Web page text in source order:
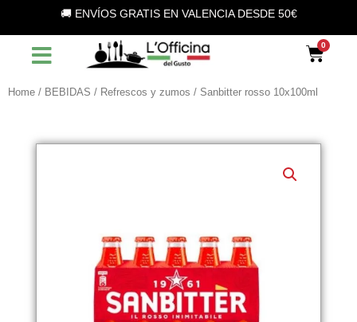
contenuto
🚚 ENVÍOS GRATIS EN VALENCIA DESDE 50€
Home / BEBIDAS / Refrescos y zumos / Sanbitter rosso 10x100ml